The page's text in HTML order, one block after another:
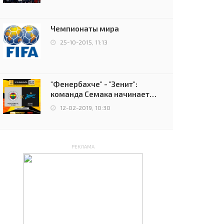
чемпионов.
Чемпионаты мира
25-10-2015, 11:13
"Фенербахче" - "Зенит":
команда Семака начинает
путь в плей-офф Лиги
12-02-2019, 10:30
РЕКЛАМА